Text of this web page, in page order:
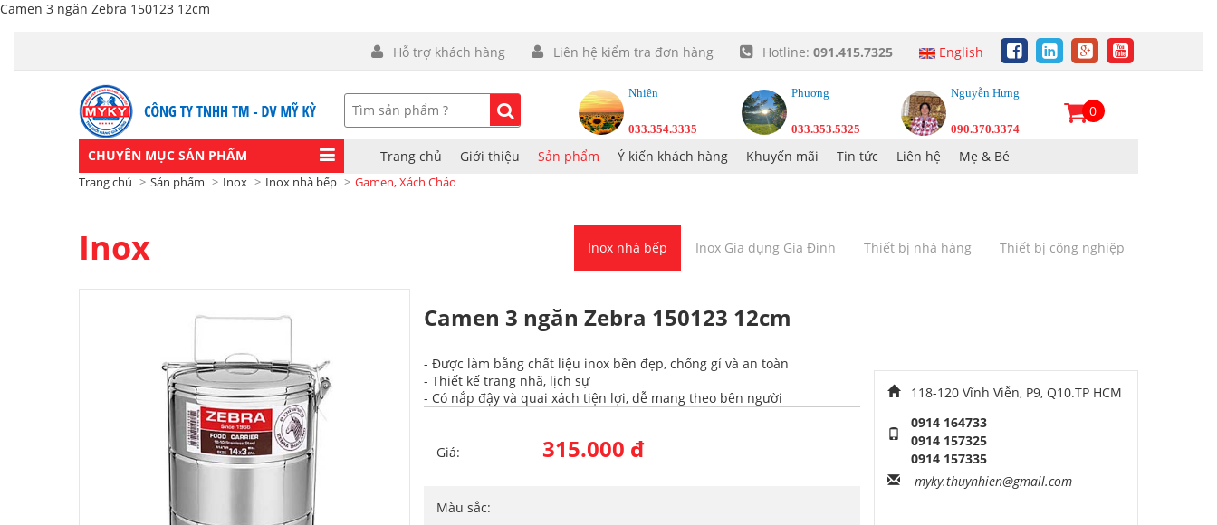
Camen 3 ngăn Zebra 150123 12cm
Hỗ trợ khách hàng Liên hệ kiểm tra đơn hàng Hotline: 091.415.7325 English
Nhiên
033.354.3335
Phương
033.353.5325
Nguyễn Hưng
090.370.3374
0
CHUYÊN MỤC SẢN PHẨM Trang chủ Giới thiệu Sản phẩm Ý kiến khách hàng Khuyến mãi Tin tức Liên hệ Mẹ & Bé
Trang chủ Sản phẩm Inox Inox nhà bếp Gamen, Xách Cháo
Inox Inox nhà bếp Inox Gia dụng Gia Đình Thiết bị nhà hàng Thiết bị công nghiệp
Camen 3 ngăn Zebra 150123 12cm
- Được làm bằng chất liệu inox bền đẹp, chống gỉ và an toàn
- Thiết kế trang nhã, lịch sự
- Có nắp đậy và quai xách tiện lợi, dễ mang theo bên người
Giá: 315.000 đ
Màu sắc:
118-120 Vĩnh Viễn, P9, Q10.TP HCM
0914 164733
0914 157325
0914 157335
myky.thuynhien@gmail.com